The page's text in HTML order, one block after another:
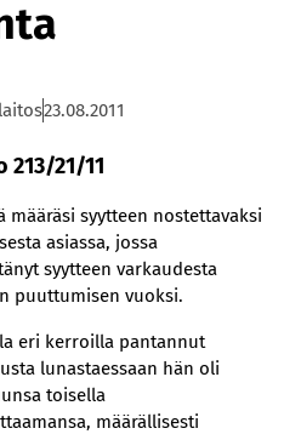
23.08.2011
213/21/11
määräsi syytteen nostettavaksi
asiassa, jossa
syytteen varkaudesta
puuttumisen vuoksi.
eri kerroilla pantannut
lunastaessaan hän oli
toisella
määrällisesti